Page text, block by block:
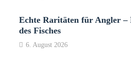
Echte Raritäten für Angler –
des Fisches
6. August 2026